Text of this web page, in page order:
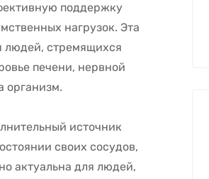
поддержку
нагрузок. Эта
людей, стремящихся
печени, нервной
организм.
источник
своих сосудов,
актуальна для людей,